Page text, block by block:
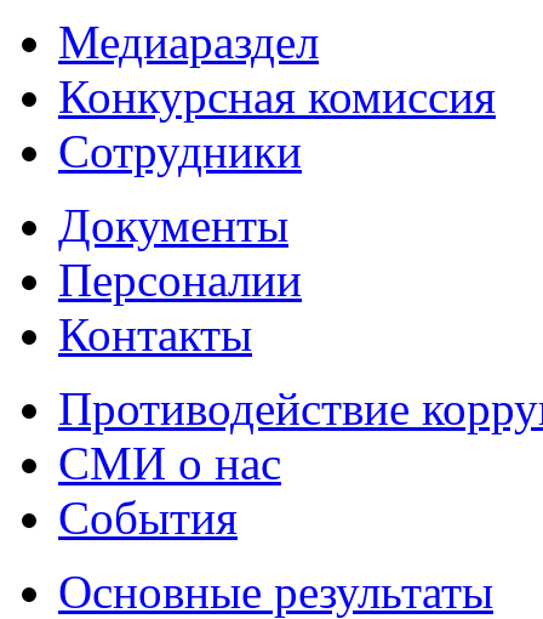
Медиараздел
Конкурсная комиссия
Сотрудники
Документы
Персоналии
Контакты
Противодействие
СМИ о нас
События
Основные результаты